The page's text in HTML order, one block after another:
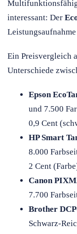
interessant: Der
Ein Preisvergleich
Unterschiede
Epson
und 7.500
0,9 Cent
HP Smart
8.000
2 Cent
Canon
7.700
Brother
Schwarz-